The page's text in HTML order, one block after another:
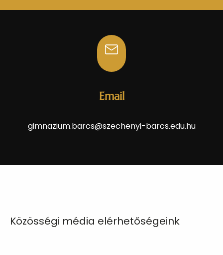
Email
gimnazium.barcs@szechenyi-barcs.edu.hu
Közösségi média elérhetőségeink